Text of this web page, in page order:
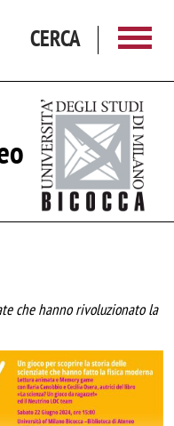
CERCA
che hanno rivoluzionato la